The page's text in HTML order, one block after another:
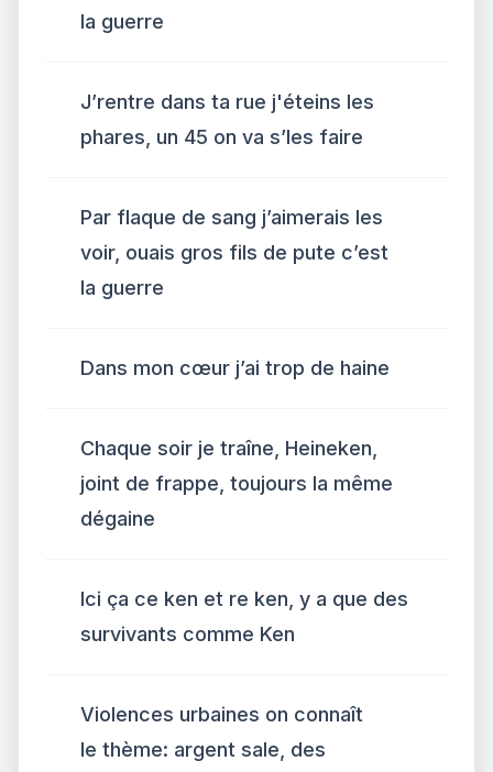
la guerre
J’rentre dans ta rue j'éteins les
phares, un 45 on va s’les faire
Par flaque de sang j’aimerais les
voir, ouais gros fils de pute c’est
la guerre
Dans mon cœur j’ai trop de haine
Chaque soir je traîne, Heineken,
joint de frappe, toujours la même
dégaine
Ici ça ce ken et re ken, y a que des
survivants comme Ken
Violences urbaines on connaît
le thème: argent sale, des